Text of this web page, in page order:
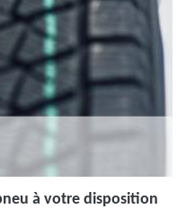
à votre disposition